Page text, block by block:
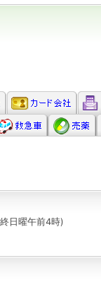
日曜午前4時)